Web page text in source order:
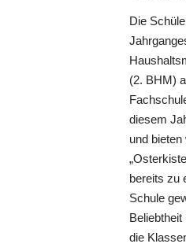
Die
(2. BHM)
diesem
und
bereits zu
Schule
die